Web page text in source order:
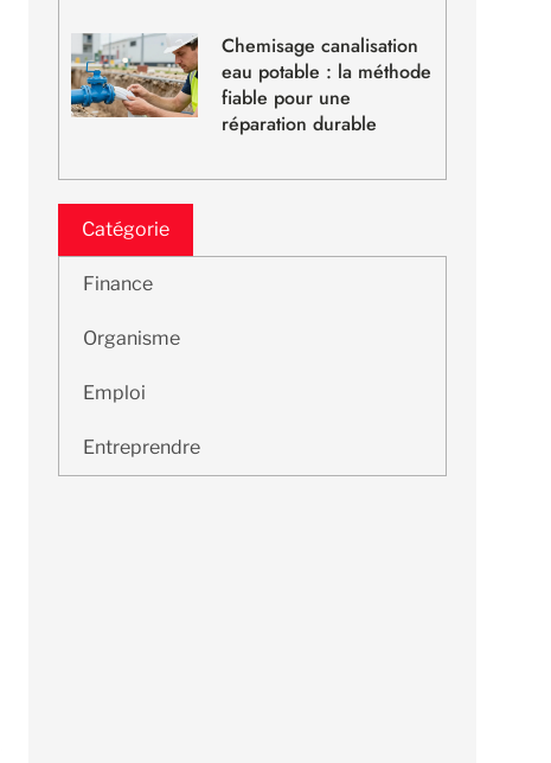
Chemisage canalisation
eau potable : la méthode
fiable pour une
réparation durable
Catégorie
Finance
Organisme
Emploi
Entreprendre